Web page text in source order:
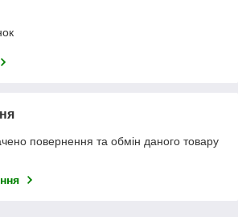
повернення та обмін даного товару